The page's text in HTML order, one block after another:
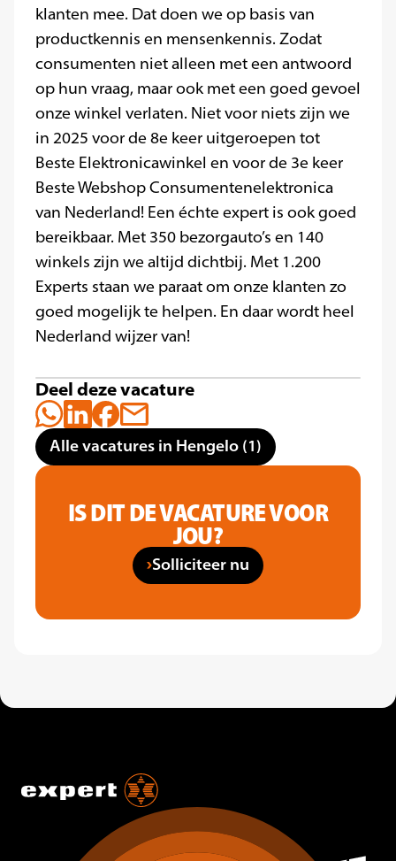
klanten mee. Dat doen we op basis van
productkennis en mensenkennis. Zodat
consumenten niet alleen met een antwoord
op hun vraag, maar ook met een goed gevoel
onze winkel verlaten. Niet voor niets zijn we
in 2025 voor de 8e keer uitgeroepen tot
Beste Elektronicawinkel en voor de 3e keer
Beste Webshop Consumentenelektronica
van Nederland! Een échte expert is ook goed
bereikbaar. Met 350 bezorgauto’s en 140
winkels zijn we altijd dichtbij. Met 1.200
Experts staan we paraat om onze klanten zo
goed mogelijk te helpen. En daar wordt heel
Nederland wijzer van!
Deel deze vacature
Alle vacatures in Hengelo (1)
IS DIT DE VACATURE VOOR
JOU?
Solliciteer nu